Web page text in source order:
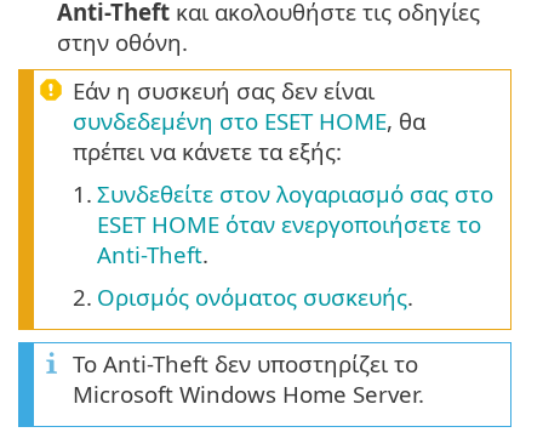
Anti-Theft και ακολουθήστε τις οδηγίες
στην οθόνη.
Εάν η συσκευή σας δεν είναι
συνδεδεμένη στο ESET HOME, θα
πρέπει να κάνετε τα εξής:
1. Συνδεθείτε στον λογαριασμό σας στο
ESET HOME όταν ενεργοποιήσετε το
Anti-Theft.
2. Ορισμός ονόματος συσκευής.
Το Anti-Theft δεν υποστηρίζει το
Microsoft Windows Home Server.